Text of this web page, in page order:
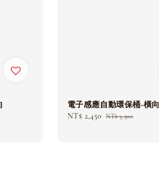
電子感應自動環保桶-橫向
Sale
NT$ 2,450 Regular
NT$ 3,500